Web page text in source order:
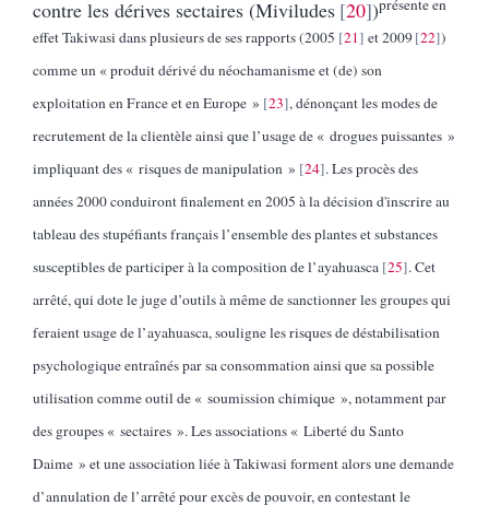
contre les dérives sectaires (Miviludes 20 )présente en
effet Takiwasi dans plusieurs de ses rapports (2005 21 et 2009 22 )
comme un « produit dérivé du néochamanisme et (de) son
exploitation en France et en Europe » 23 , dénonçant les modes de
recrutement de la clientèle ainsi que l’usage de « drogues puissantes »
impliquant des « risques de manipulation » 24 . Les procès des
années 2000 conduiront finalement en 2005 à la décision d'inscrire au
tableau des stupéfiants français l’ensemble des plantes et substances
susceptibles de participer à la composition de l’ayahuasca 25 . Cet
arrêté, qui dote le juge d’outils à même de sanctionner les groupes qui
feraient usage de l’ayahuasca, souligne les risques de déstabilisation
psychologique entraînés par sa consommation ainsi que sa possible
utilisation comme outil de « soumission chimique », notamment par
des groupes « sectaires ». Les associations « Liberté du Santo
Daime » et une association liée à Takiwasi forment alors une demande
d’annulation de l’arrêté pour excès de pouvoir, en contestant le